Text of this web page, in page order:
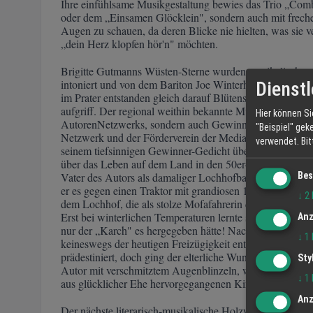
Ihre einfühlsame Musikgestaltung bewies das Trio
oder dem „Einsamen Glöcklein", sondern auch mit
Augen zu schauen, da deren Blicke nie hielten, was sie
„dein Herz klopfen hör'n" möchten.
Brigitte Gutmanns Wüsten-Sterne wurden musikalisch
intoniert und von dem Bariton Joe Winterhalter zur
im Prater entstanden gleich darauf Blütensterne vor den
aufgriff. Der regional weithin bekannte Mundart-Poet
AutorenNetzwerks, sondern auch Gewinner des 1.
Netzwerk und der Förderverein der Mediathek
seinem tiefsinnigen Gewinner-Gedicht über die
über das Leben auf dem Land in den 50er-60er Jahren.
Vater des Autors als damaliger Lochhofbauer sich
er es gegen einen Traktor mit grandiosen 16 PS
dem Lochhof, die als stolze Mofafahrerin den Fahrtwind
Erst bei winterlichen Temperaturen lernte sie ihn zu
nur der „Karch" es hergegeben hätte! Nachdenklich
keineswegs der heutigen Freizügigkeit entsprach. In
prädestiniert, doch ging der elterliche Wunsch vor, ihren
Autor mit verschmitztem Augenblinzeln, werde wegen
aus glücklicher Ehe hervorgegangenen Kinder- und
Hier können
"Beispiel"
verwendet.
↓ 2
↓ 1
↓ 1